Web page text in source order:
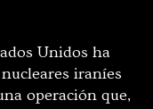
Unidos ha
iraníes
operación que,